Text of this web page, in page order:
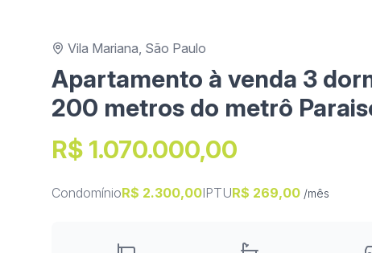
Vila Mariana, São Paulo
Apartamento à venda 3
200 metros do metrô
R$ 1.070.000,00
CondomínioR$ 2.300,00IPTUR$ 269,00 /mês